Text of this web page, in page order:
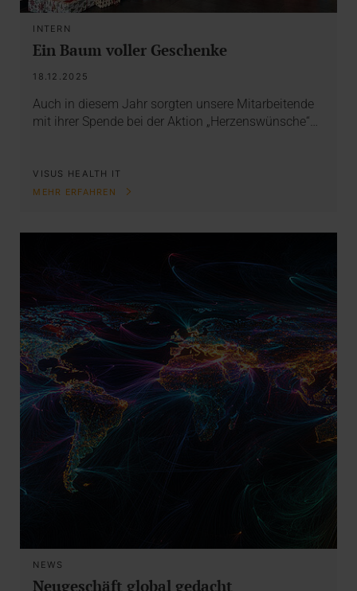
INTERN
Ein Baum voller Geschenke
18.12.2025
Auch in diesem Jahr sorgten unsere Mitarbeitende
mit ihrer Spende bei der Aktion „Herzenswünsche“…
VISUS HEALTH IT
MEHR ERFAHREN
NEWS
Neugeschäft global gedacht